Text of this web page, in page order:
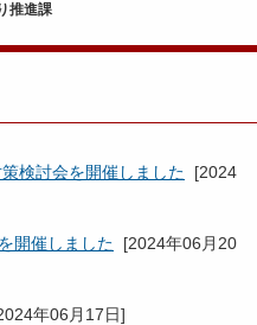
推進課
検討会を開催しました [2024
開催しました [2024年06月20
年06月17日]